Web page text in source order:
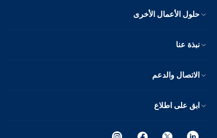
حلول الأعمال الأخرى
نبذة عنا
الاتصال والدعم
ابق على اطلاع